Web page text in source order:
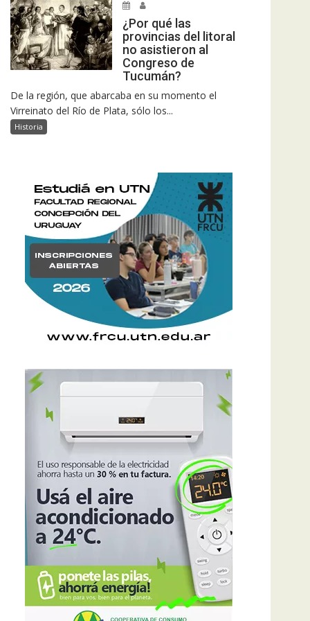
¿Por qué las
provincias del litoral
no asistieron al
Congreso de
Tucumán?
De la región, que abarcaba en su momento el
Virreinato del Río de Plata, sólo los...
Historia